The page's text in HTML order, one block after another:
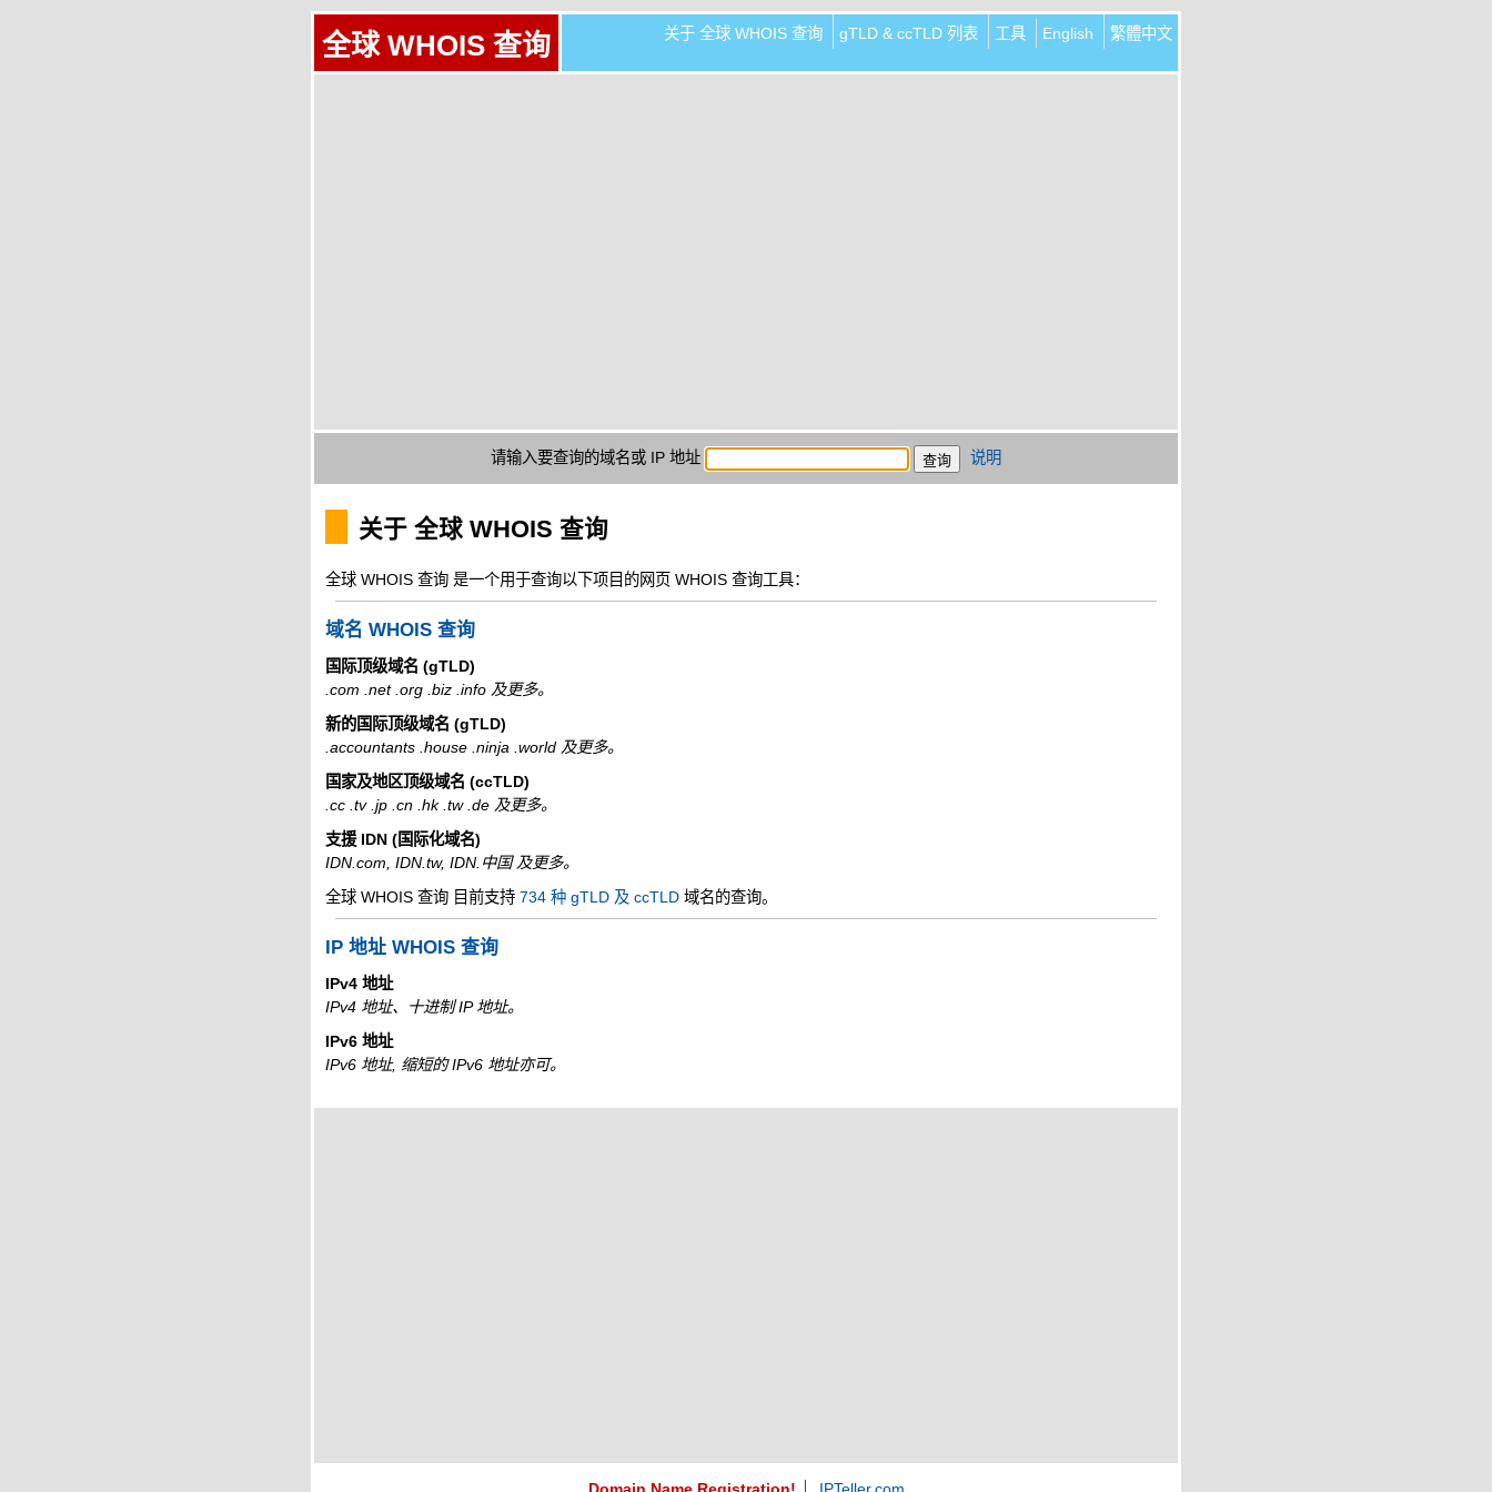
全球 WHOIS 查询 关于 全球 WHOIS 查询 gTLD & ccTLD 列表 工具 English 繁體中文
请输入要查询的域名或 IP 地址 说明
关于 全球 WHOIS 查询
全球 WHOIS 查询 是一个用于查询以下项目的网页 WHOIS 查询工具：
域名 WHOIS 查询
国际顶级域名 (gTLD)
.com .net .org .biz .info 及更多。
新的国际顶级域名 (gTLD)
.accountants .house .ninja .world 及更多。
国家及地区顶级域名 (ccTLD)
.cc .tv .jp .cn .hk .tw .de 及更多。
支援 IDN (国际化域名)
IDN.com, IDN.tw, IDN.中国 及更多。
全球 WHOIS 查询 目前支持 734 种 gTLD 及 ccTLD 域名的查询。
IP 地址 WHOIS 查询
IPv4 地址
IPv4 地址、十进制 IP 地址。
IPv6 地址
IPv6 地址, 缩短的 IPv6 地址亦可。
Domain Name Registration! IPTeller.com